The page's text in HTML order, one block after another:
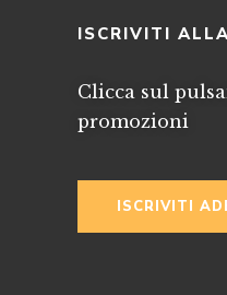
ISCRIVITI
Clicca sul
promozioni
ISCRIVITI